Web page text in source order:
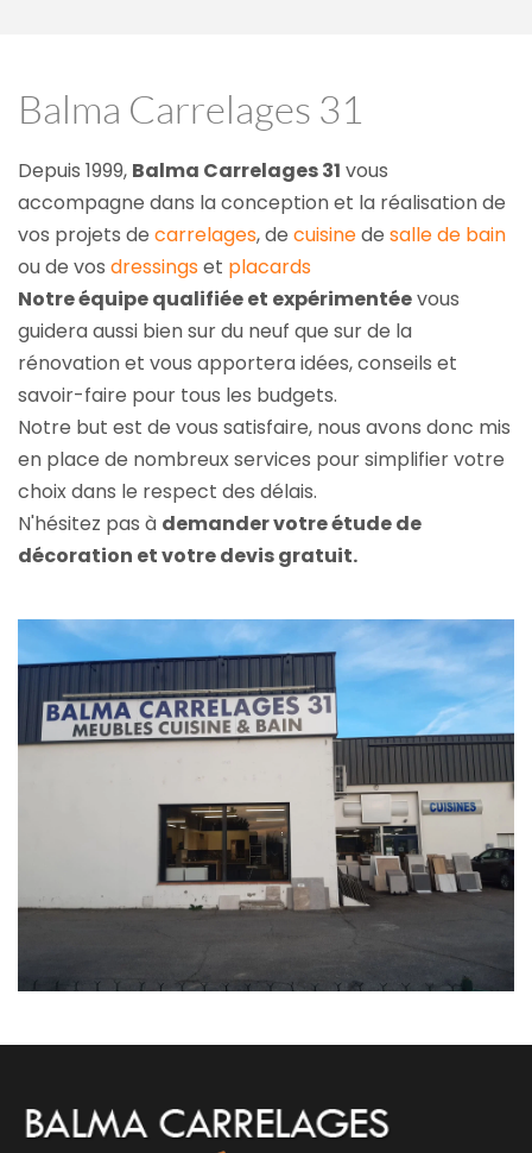
Balma Carrelages 31
Depuis 1999, Balma Carrelages 31 vous
accompagne dans la conception et la réalisation de
vos projets de carrelages, de cuisine de salle de bain
ou de vos dressings et placards
Notre équipe qualifiée et expérimentée vous
guidera aussi bien sur du neuf que sur de la
rénovation et vous apportera idées, conseils et
savoir-faire pour tous les budgets.
Notre but est de vous satisfaire, nous avons donc mis
en place de nombreux services pour simplifier votre
choix dans le respect des délais.
N'hésitez pas à demander votre étude de
décoration et votre devis gratuit.